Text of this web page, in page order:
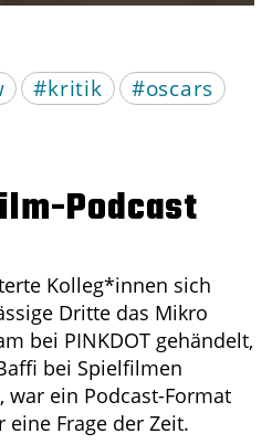
#kritik
#oscars
Podcast
Kolleg*innen sich
Dritte das Mikro
bei PINKDOT gehändelt,
bei Spielfilmen
war ein Podcast-Format
eine Frage der Zeit.